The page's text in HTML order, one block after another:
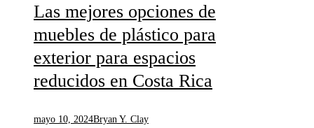
Las mejores opciones de
muebles de plástico para
exterior para espacios
reducidos en Costa Rica
mayo 10, 2024Bryan Y. Clay